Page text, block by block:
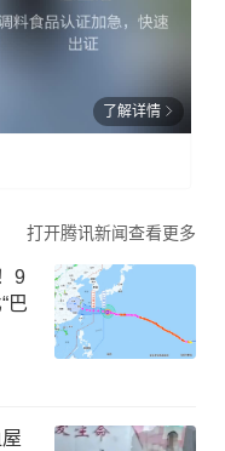
了解详情
打开腾讯新闻查看更多
9
巴